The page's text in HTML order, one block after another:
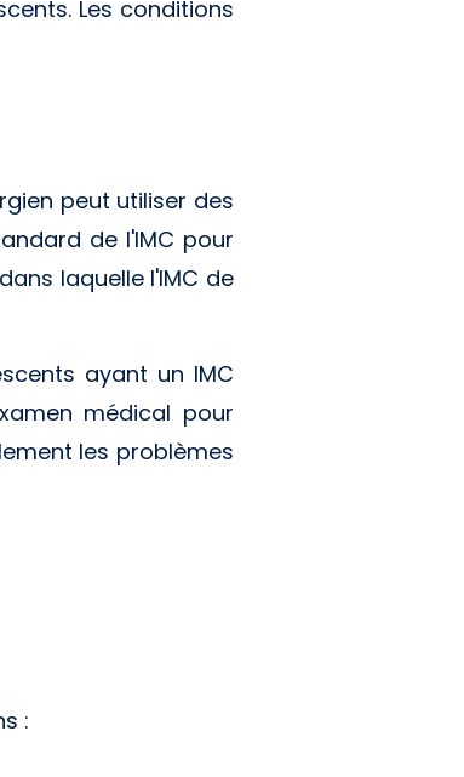
Les conditions
peut utiliser des
de l'IMC pour
laquelle l'IMC de
ayant un IMC
médical pour
les problèmes
: